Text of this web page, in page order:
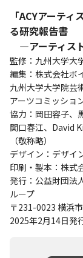
「ACYアーテ
る研究報告書
―アーティス
監修：九州大学
編集：株式会社
九州大学大学院
アーツコミッシ
協力：岡田容子、
関口春江、David
（敬称略）
デザイン：デザイ
印刷・製本：株式
発行：公益財団法
ループ
〒231-0023 横浜
2025年2月14日発